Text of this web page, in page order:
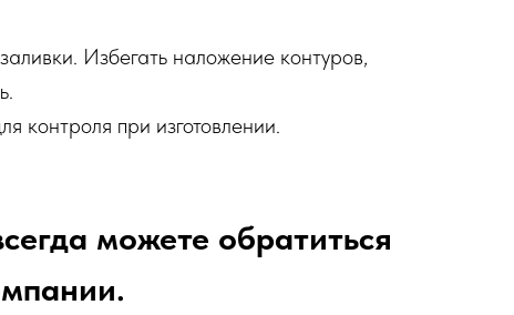
Избегать наложение контуров,
контроля при изготовлении.
можете обратиться